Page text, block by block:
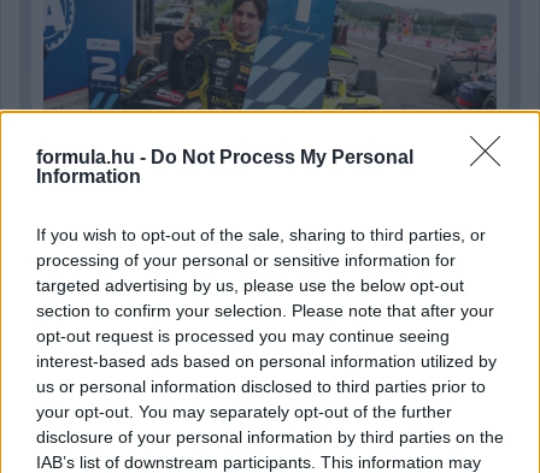
formula.hu - Do Not Process My Personal
Information
If you wish to opt-out of the sale, sharing to third parties, or
processing of your personal or sensitive information for
targeted advertising by us, please use the below opt-out
section to confirm your selection. Please note that after your
opt-out request is processed you may continue seeing
interest-based ads based on personal information utilized by
us or personal information disclosed to third parties prior to
your opt-out. You may separately opt-out of the further
disclosure of your personal information by third parties on the
IAB’s list of downstream participants. This information may
1 napja
MotoGP: Bezzecchi közel egy másodpercet javított a
körrekordon